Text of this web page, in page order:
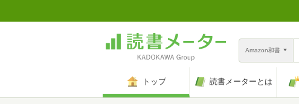
Amazon和書
トップ 読書メーターとは